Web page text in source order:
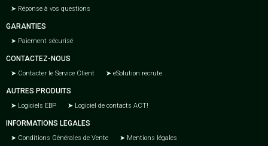
Réponse à vos questions
GARANTIES
Paiement sécurisé
CONTACTEZ-NOUS
Contacter le Service Client eSolution recrute
AUTRES PRODUITS
Logiciels EBP Logiciel de contacts ACT!
INFORMATIONS LEGALES
Conditions Générales de Vente Mentions légales